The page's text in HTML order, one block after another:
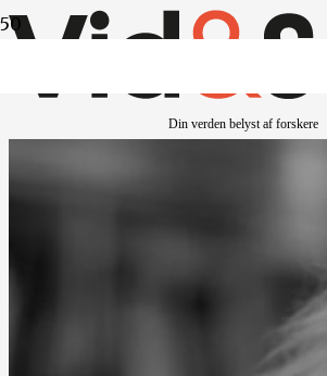
Din verden belyst af forskere